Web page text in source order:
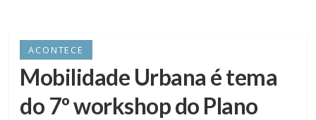
ACONTECE
Mobilidade Urbana é tema
do 7º workshop do Plano